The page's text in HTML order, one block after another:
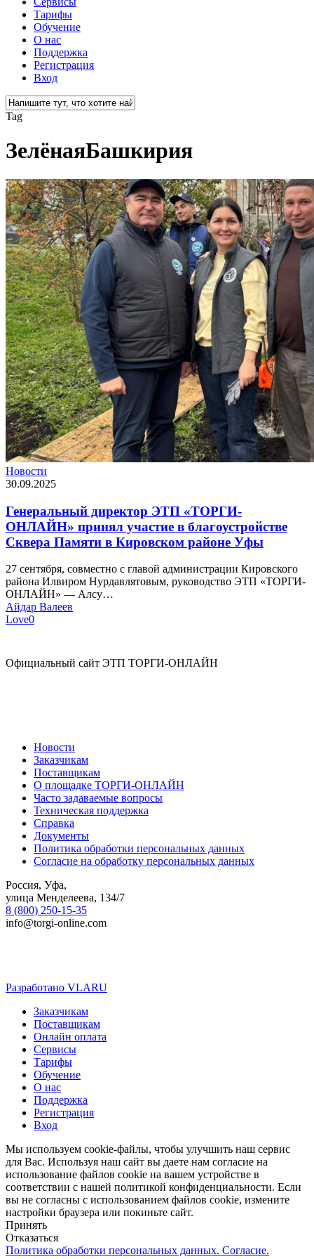
Тарифы
Обучение
О нас
Поддержка
Регистрация
Вход
Close
Tag
ЗелёнаяБашкирия
Новости
30.09.2025
Генеральный директор ЭТП «ТОРГИ-
ОНЛАЙН» принял участие в благоустройстве
Сквера Памяти в Кировском районе Уфы
27 сентября, совместно с главой администрации Кировского
района Илвиром Нурдавлятовым, руководство ЭТП «ТОРГИ-
ОНЛАЙН» — Алсу…
Айдар Валеев
Love0
Официальный сайт ЭТП ТОРГИ-ОНЛАЙН
Новости
Заказчикам
Поставщикам
О площадке ТОРГИ-ОНЛАЙН
Часто задаваемые вопросы
Техническая поддержка
Справка
Документы
Политика обработки персональных данных
Согласие на обработку персональных данных
Россия, Уфа,
улица Менделеева, 134/7
8 (800) 250-15-35
info@torgi-online.com
Разработано VLARU
Close
Menu
Заказчикам
Поставщикам
Онлайн оплата
Сервисы
Тарифы
Обучение
О нас
Поддержка
Регистрация
Вход
Мы используем cookie-файлы, чтобы улучшить наш сервис
для Вас. Используя наш сайт вы даете нам согласие на
использование файлов cookie на вашем устройстве в
соответствии с нашей политикой конфиденциальности. Если
вы не согласны с использованием файлов cookie, измените
настройки браузера или покиньте сайт.
Принять
Отказаться
Политика обработки персональных данных. Согласие.